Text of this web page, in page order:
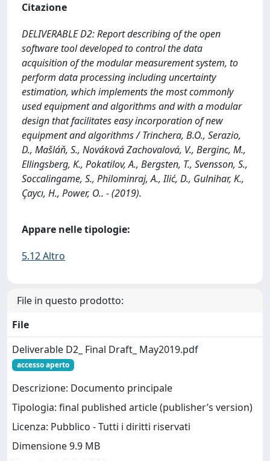
Citazione
DELIVERABLE D2: Report describing of the open
software tool developed to control the data
acquisition of the modular measurement system, to
perform data processing including uncertainty
estimation, which implements the most commonly
used equipment and algorithms and with a modular
design that facilitates easy incorporation of new
equipment and algorithms / Trinchera, B.O., Serazio,
D., Mašláň, S., Nováková Zachovalová, V., Berginc, M.,
Ellingsberg, K., Pokatilov, A., Bergsten, T., Svensson, S.,
Soccalingame, S., Philominraj, A., Ilić, D., Gulnihar, K.,
Çaycı, H., Power, O.. - (2019).
Appare nelle tipologie:
5.12 Altro
File in questo prodotto:
File
Deliverable D2_ Final Draft_ May2019.pdf
accesso aperto
Descrizione: Documento principale
Tipologia: final published article (publisher’s version)
Licenza: Pubblico - Tutti i diritti riservati
Dimensione 9.9 MB